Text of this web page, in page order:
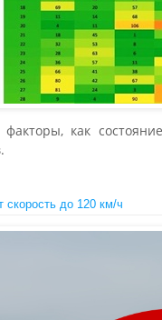
как
до 120 км/ч